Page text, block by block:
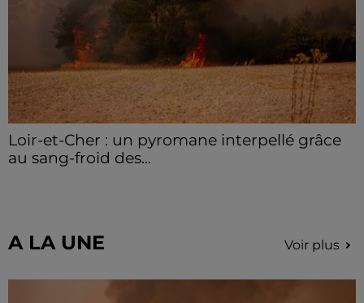
Loir-et-Cher : un pyromane interpellé grâce
au sang-froid des...
Grâce...
A LA UNE Voir plus